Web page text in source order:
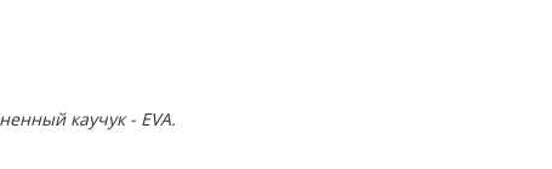
каучук - EVA.